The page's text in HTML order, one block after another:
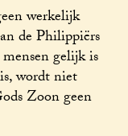
werkelijk
de Philippiërs
gelijk is
wordt niet
Zoon geen